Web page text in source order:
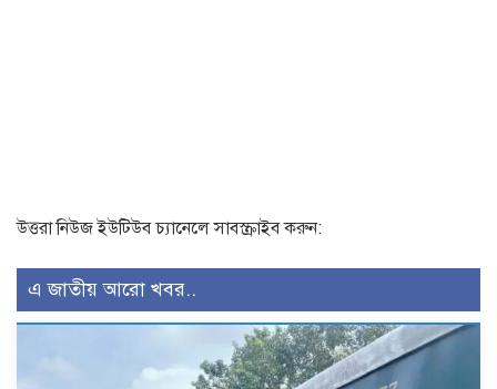
উত্তরা নিউজ ইউটিউব চ্যানেলে সাবস্ক্রাইব করুন:
এ জাতীয় আরো খবর..